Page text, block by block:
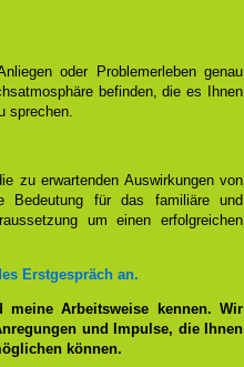
oder Problemerleben genau
befinden, die es Ihnen
sprechen.
zu erwartenden Auswirkungen von
Bedeutung für das familiäre und
um einen erfolgreichen
Erstgespräch an.
Arbeitsweise kennen. Wir
und Impulse, die Ihnen
können.